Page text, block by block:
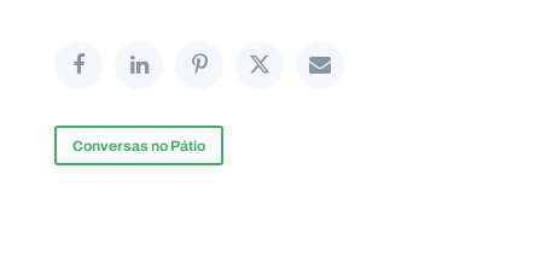
Conversas no Pátio
t